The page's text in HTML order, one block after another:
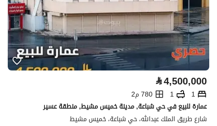
⃁4,500,000
1
1
780 م2
عمارة للبيع في حي شباعة, مدينة خميس مشيط, منطقة عسير
شارع طريق الملك عبدالله، حي شباعة، خميس مشيط